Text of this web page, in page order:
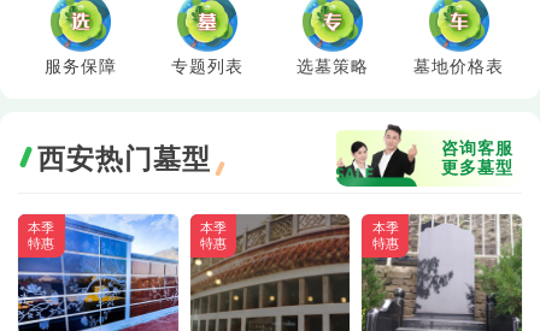
服务保障 专题列表 选墓策略 墓地价格表
西安热门墓型
咨询客服
更多墓型
本季
特惠
本季
特惠
本季
特惠